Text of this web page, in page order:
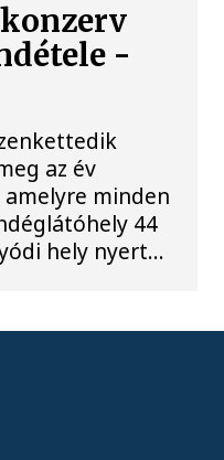
-
az év
minden
44
hely nyert...